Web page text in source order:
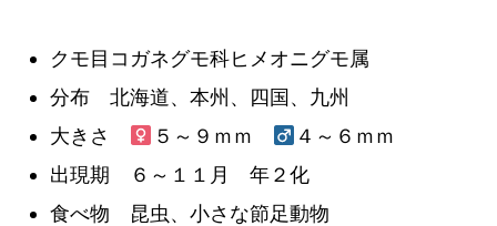
クモ目コガネグモ科ヒメオニグモ属
分布 北海道、本州、四国、九州
大きさ
５～９ｍｍ
４～６ｍｍ
出現期 ６～１１月 年２化
食べ物 昆虫、小さな節足動物